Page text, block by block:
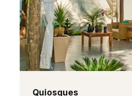
Quiosques